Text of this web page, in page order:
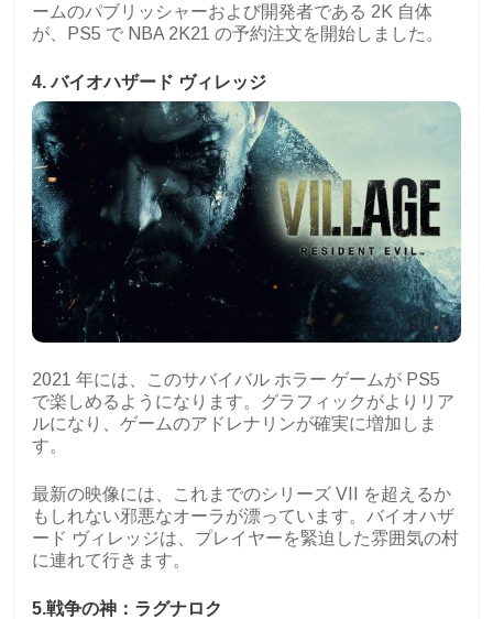
ームのパブリッシャーおよび開発者である 2K 自体
が、PS5 で NBA 2K21 の予約注文を開始しました。
4. バイオハザード ヴィレッジ
2021 年には、このサバイバル ホラー ゲームが PS5
で楽しめるようになります。グラフィックがよりリア
ルになり、ゲームのアドレナリンが確実に増加しま
す。
最新の映像には、これまでのシリーズ VII を超えるか
もしれない邪悪なオーラが漂っています。バイオハザ
ード ヴィレッジは、プレイヤーを緊迫した雰囲気の村
に連れて行きます。
5.戦争の神：ラグナロク